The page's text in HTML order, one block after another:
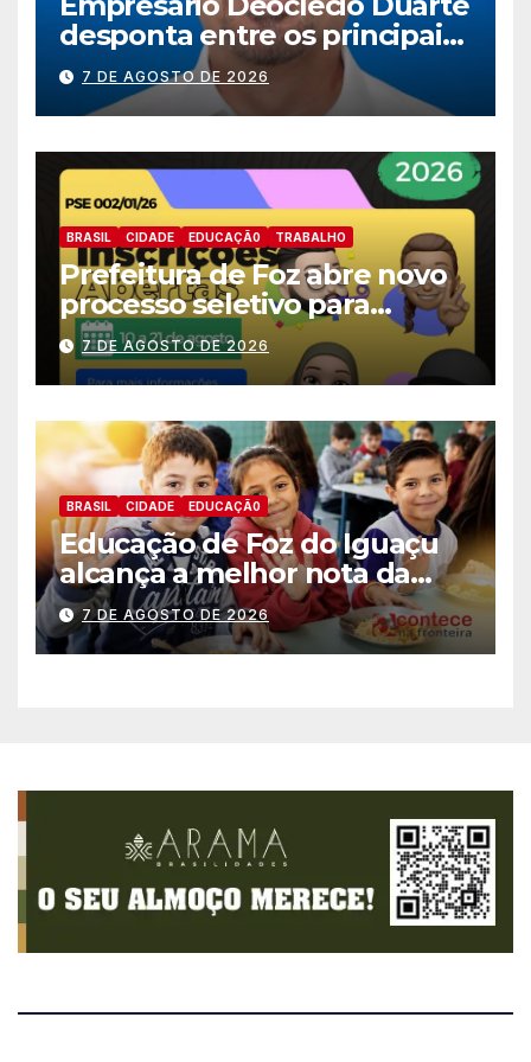
desponta entre os principais
nomes do União Brasil para
deputado estadual
7 DE AGOSTO DE 2026
BRASIL CIDADE EDUCAÇÃ0 TRABALHO
Prefeitura de Foz abre novo
processo seletivo para
estagiários
7 DE AGOSTO DE 2026
BRASIL CIDADE EDUCAÇÃ0
Educação de Foz do Iguaçu
alcança a melhor nota da
história no IDEB
7 DE AGOSTO DE 2026